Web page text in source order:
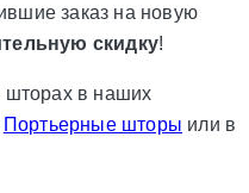
заказ на новую
скидку!
шторах в наших
Портьерные шторы или в